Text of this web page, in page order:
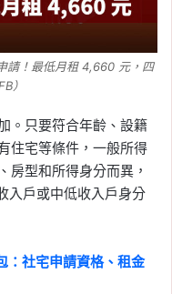
請！最低月租 4,660 元，四
）
。只要符合年齡、設籍
住宅等條件，一般所得
房型和所得身分而異，
入戶或中低收入戶身分
：社宅申請資格、租金